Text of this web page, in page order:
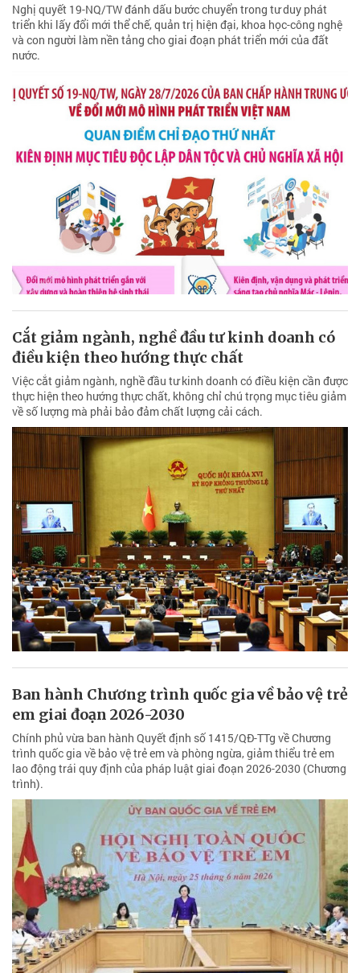
Nghị quyết 19-NQ/TW đánh dấu bước chuyển trong tư duy phát
triển khi lấy đổi mới thể chế, quản trị hiện đại, khoa học-công nghệ
và con người làm nền tảng cho giai đoạn phát triển mới của đất
nước.
Cắt giảm ngành, nghề đầu tư kinh doanh có
điều kiện theo hướng thực chất
Việc cắt giảm ngành, nghề đầu tư kinh doanh có điều kiện cần được
thực hiện theo hướng thực chất, không chỉ chú trọng mục tiêu giảm
về số lượng mà phải bảo đảm chất lượng cải cách.
Ban hành Chương trình quốc gia về bảo vệ trẻ
em giai đoạn 2026-2030
Chính phủ vừa ban hành Quyết định số 1415/QĐ-TTg về Chương
trình quốc gia về bảo vệ trẻ em và phòng ngừa, giảm thiểu trẻ em
lao động trái quy định của pháp luật giai đoạn 2026-2030 (Chương
trình).